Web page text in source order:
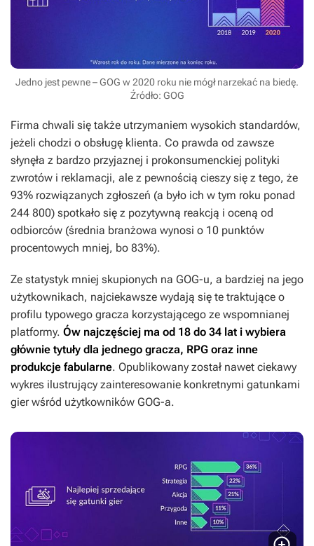
Jedno jest pewne – GOG w 2020 roku nie mógł narzekać na biedę.
Źródło: GOG
Firma chwali się także utrzymaniem wysokich standardów,
jeżeli chodzi o obsługę klienta. Co prawda od zawsze
słynęła z bardzo przyjaznej i prokonsumenckiej polityki
zwrotów i reklamacji, ale z pewnością cieszy się z tego, że
93% rozwiązanych zgłoszeń (a było ich w tym roku ponad
244 800) spotkało się z pozytywną reakcją i oceną od
odbiorców (średnia branżowa wynosi o 10 punktów
procentowych mniej, bo 83%).
Ze statystyk mniej skupionych na GOG-u, a bardziej na jego
użytkownikach, najciekawsze wydają się te traktujące o
profilu typowego gracza korzystającego ze wspomnianej
platformy. Ów najczęściej ma od 18 do 34 lat i wybiera
głównie tytuły dla jednego gracza, RPG oraz inne
produkcje fabularne. Opublikowany został nawet ciekawy
wykres ilustrujący zainteresowanie konkretnymi gatunkami
gier wśród użytkowników GOG-a.